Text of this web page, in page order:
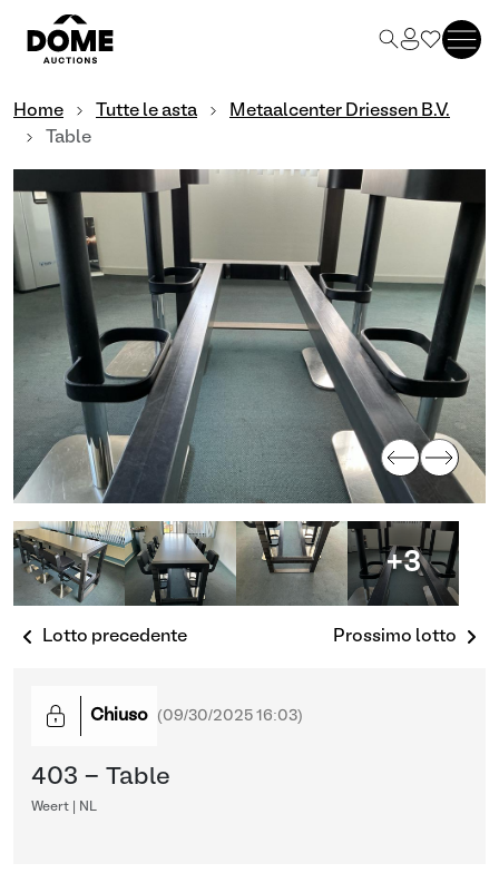
Home Tutte le asta
Metaalcenter Driessen B.V.
Table
+3
Lotto precedente Prossimo lotto
Chiuso (09/30/2025 16:03)
403 - Table
Weert | NL